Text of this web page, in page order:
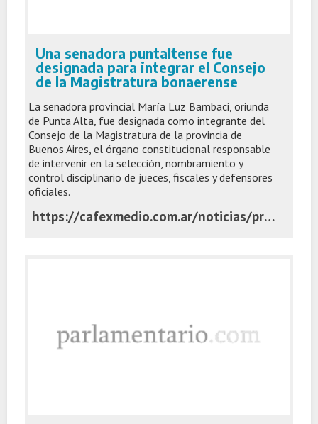
Una senadora puntaltense fue
designada para integrar el Consejo
de la Magistratura bonaerense
La senadora provincial María Luz Bambaci, oriunda
de Punta Alta, fue designada como integrante del
Consejo de la Magistratura de la provincia de
Buenos Aires, el órgano constitucional responsable
de intervenir en la selección, nombramiento y
control disciplinario de jueces, fiscales y defensores
oficiales.
https://cafexmedio.com.ar/noticias/provinciales/una-senadora-puntaltense-fue-designada-para-integrar-el-consejo-de-la-magistratura-bonaerense/